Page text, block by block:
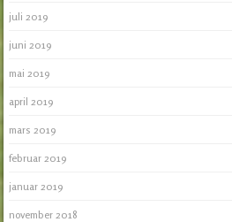
juli 2019
juni 2019
mai 2019
april 2019
mars 2019
februar 2019
januar 2019
november 2018